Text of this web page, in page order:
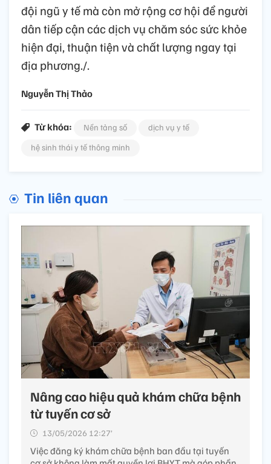
đội ngũ y tế mà còn mở rộng cơ hội để người
dân tiếp cận các dịch vụ chăm sóc sức khỏe
hiện đại, thuận tiện và chất lượng ngay tại
địa phương./.
Nguyễn Thị Thảo
Từ khóa: Nền tảng số
dịch vụ y tế
hệ sinh thái y tế thông minh
Tin liên quan
Nâng cao hiệu quả khám chữa bệnh
từ tuyến cơ sở
13/05/2026 12:27’
Việc đăng ký khám chữa bệnh ban đầu tại tuyến